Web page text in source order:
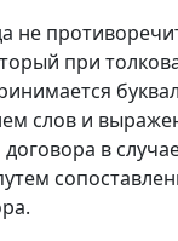
не
при
слов и
в